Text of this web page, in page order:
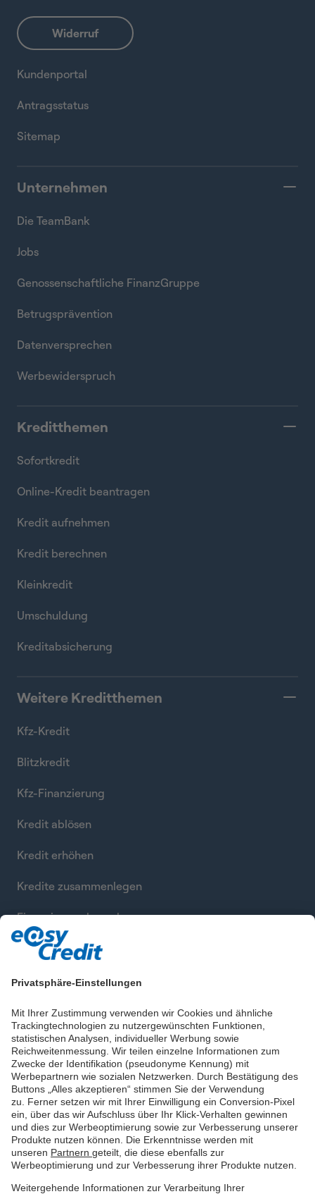
Privatsphäre-Einstellungen
Mit Ihrer Zustimmung verwenden wir Cookies und ähnliche
Trackingtechnologien zu nutzergewünschten Funktionen,
statistischen Analysen, individueller Werbung sowie
Reichweitenmessung. Wir teilen einzelne Informationen zum
Zwecke der Identifikation (pseudonyme Kennung) mit
Werbepartnern wie sozialen Netzwerken. Durch Bestätigung des
Buttons „Alles akzeptieren“ stimmen Sie der Verwendung
zu. Ferner setzen wir mit Ihrer Einwilligung ein Conversion-Pixel
ein, über das wir Aufschluss über Ihr Klick-Verhalten gewinnen
und dies zur Werbeoptimierung sowie zur Verbesserung unserer
Produkte nutzen können. Die Erkenntnisse werden mit
unseren Partnern geteilt, die diese ebenfalls zur
Werbeoptimierung und zur Verbesserung ihrer Produkte nutzen.
Weitergehende Informationen zur Verarbeitung Ihrer
Kundenportal
Antragsstatus
Sitemap
Unternehmen
Die TeamBank
Jobs
Genossenschaftliche FinanzGruppe
Betrugsprävention
Datenversprechen
Werbewiderspruch
Kreditthemen
Sofortkredit
Online-Kredit beantragen
Kredit aufnehmen
Kredit berechnen
Kleinkredit
Umschuldung
Kreditabsicherung
Weitere Kreditthemen
Kfz-Kredit
Blitzkredit
Kfz-Finanzierung
Kredit ablösen
Kredit erhöhen
Kredite zusammenlegen
Finanzierung berechnen